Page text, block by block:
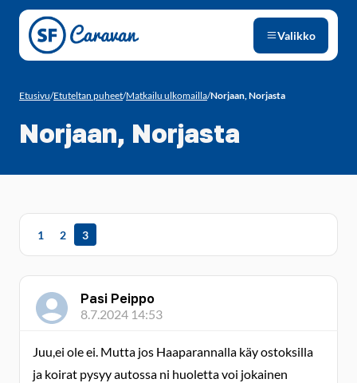
Siirry sivun sisältöön
Valikko
Etusivu/Etuteltan puheet/Matkailu ulkomailla/Norjaan, Norjasta
Norjaan, Norjasta
1 2 3
Pasi Peippo
8.7.2024 14:53
Juu,ei ole ei. Mutta jos Haaparannalla käy ostoksilla
ja koirat pysyy autossa ni huoletta voi jokainen